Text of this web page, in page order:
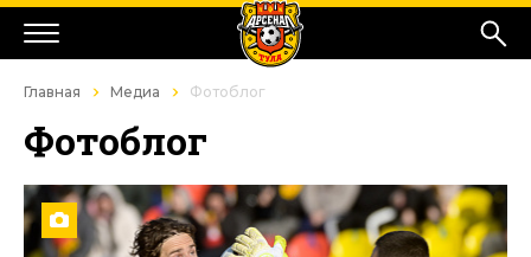
Главная Медиа Фотоблог
Фотоблог